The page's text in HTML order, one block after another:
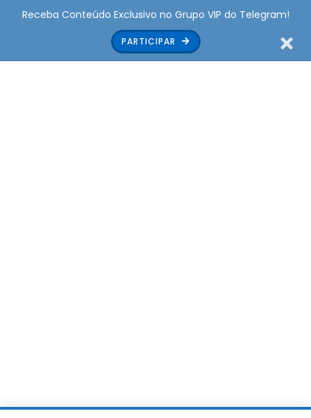
Receba Conteúdo Exclusivo no Grupo VIP do Telegram!
PARTICIPAR